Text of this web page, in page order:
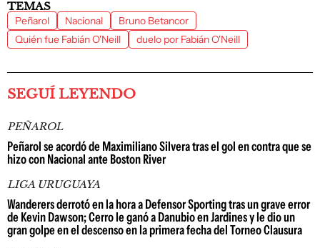
TEMAS
Peñarol Nacional
Bruno Betancor
Quién fue Fabián O'Neill
duelo por Fabián O'Neill
SEGUÍ LEYENDO
PEÑAROL
Peñarol se acordó de Maximiliano Silvera tras el gol en contra que se
hizo con Nacional ante Boston River
LIGA URUGUAYA
Wanderers derrotó en la hora a Defensor Sporting tras un grave error
de Kevin Dawson; Cerro le ganó a Danubio en Jardines y le dio un
gran golpe en el descenso en la primera fecha del Torneo Clausura